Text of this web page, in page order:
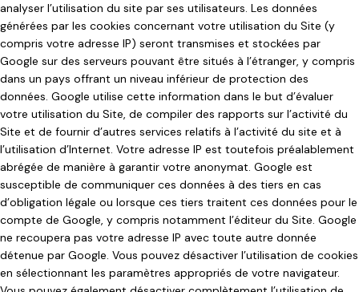
analyser l’utilisation du site par ses utilisateurs. Les données
générées par les cookies concernant votre utilisation du Site (y
compris votre adresse IP) seront transmises et stockées par
Google sur des serveurs pouvant être situés à l’étranger, y compris
dans un pays offrant un niveau inférieur de protection des
données. Google utilise cette information dans le but d’évaluer
votre utilisation du Site, de compiler des rapports sur l’activité du
Site et de fournir d’autres services relatifs à l’activité du site et à
l’utilisation d’Internet. Votre adresse IP est toutefois préalablement
abrégée de manière à garantir votre anonymat. Google est
susceptible de communiquer ces données à des tiers en cas
d’obligation légale ou lorsque ces tiers traitent ces données pour le
compte de Google, y compris notamment l’éditeur du Site. Google
ne recoupera pas votre adresse IP avec toute autre donnée
détenue par Google. Vous pouvez désactiver l’utilisation de cookies
en sélectionnant les paramètres appropriés de votre navigateur.